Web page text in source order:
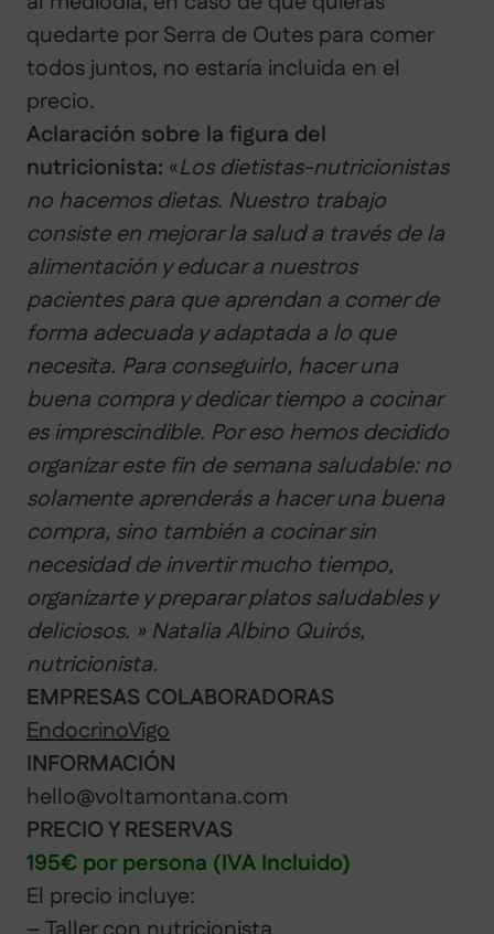
quedarte por Serra de Outes para comer
todos juntos, no estaría incluida en el
precio.
Aclaración sobre la figura del
nutricionista: «Los dietistas-nutricionistas
no hacemos dietas. Nuestro trabajo
consiste en mejorar la salud a través de la
alimentación y educar a nuestros
pacientes para que aprendan a comer de
forma adecuada y adaptada a lo que
necesita. Para conseguirlo, hacer una
buena compra y dedicar tiempo a cocinar
es imprescindible. Por eso hemos decidido
organizar este fin de semana saludable: no
solamente aprenderás a hacer una buena
compra, sino también a cocinar sin
necesidad de invertir mucho tiempo,
organizarte y preparar platos saludables y
deliciosos. » Natalia Albino Quirós,
nutricionista.
EMPRESAS COLABORADORAS
EndocrinoVigo
INFORMACIÓN
hello@voltamontana.com
PRECIO Y RESERVAS
195€ por persona (IVA Incluido)
El precio incluye: